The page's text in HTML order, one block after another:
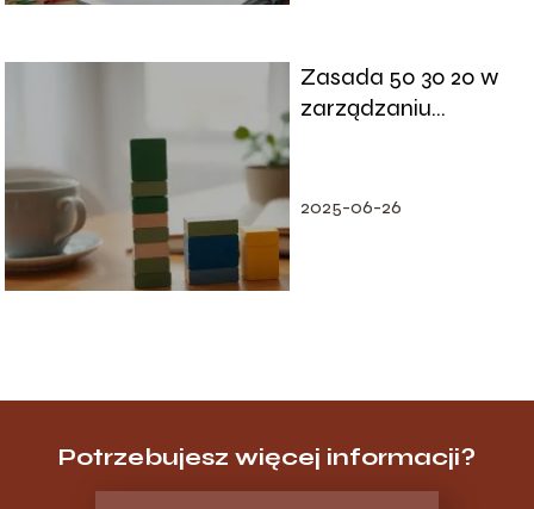
Zasada 50 30 20 w
zarządzaniu
2025-06-26
Potrzebujesz więcej informacji?